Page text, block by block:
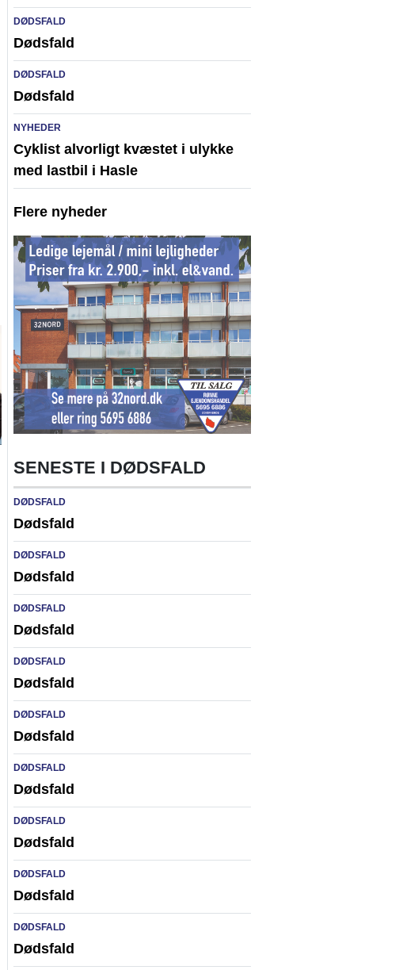
DØDSFALD
Dødsfald
DØDSFALD
Dødsfald
NYHEDER
Cyklist alvorligt kvæstet i ulykke
med lastbil i Hasle
Flere nyheder
SENESTE I DØDSFALD
DØDSFALD
Dødsfald
DØDSFALD
Dødsfald
DØDSFALD
Dødsfald
DØDSFALD
Dødsfald
DØDSFALD
Dødsfald
DØDSFALD
Dødsfald
DØDSFALD
Dødsfald
DØDSFALD
Dødsfald
DØDSFALD
Dødsfald